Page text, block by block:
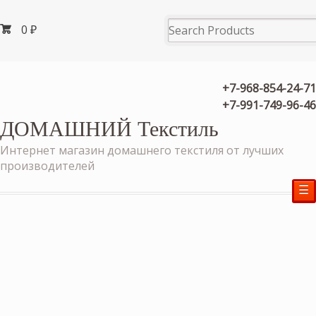
0 ₽
+7-968-854-24-71
+7-991-749-96-46
ДОМАШНИЙ Текстиль
Интернет магазин домашнего текстиля от лучших
производителей
☰